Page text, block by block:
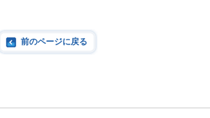
前のページに戻る